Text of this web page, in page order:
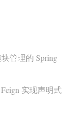
管理的 Spring
实现声明式